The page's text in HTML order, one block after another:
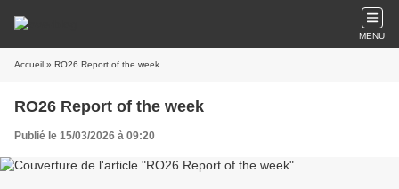
MENU
Accueil » RO26 Report of the week
RO26 Report of the week
Publié le 15/03/2026 à 09:20